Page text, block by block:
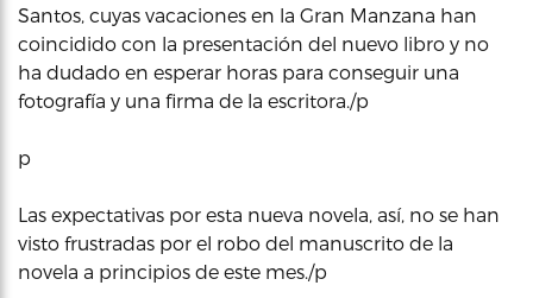
Santos, cuyas vacaciones en la Gran Manzana han
coincidido con la presentación del nuevo libro y no
ha dudado en esperar horas para conseguir una
fotografía y una firma de la escritora./p
p
Las expectativas por esta nueva novela, así, no se han
visto frustradas por el robo del manuscrito de la
novela a principios de este mes./p